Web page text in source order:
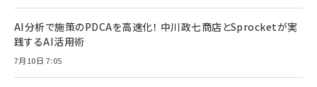
AI分析で施策のPDCAを高速化！ 中川政七商店とSprocketが実
践するAI活用術
7月10日 7:05